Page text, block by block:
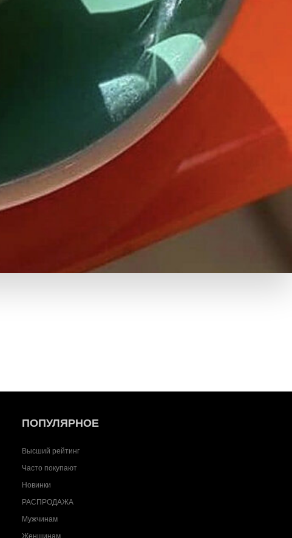
ПОПУЛЯРНОЕ
Высший рейтинг
Часто покупают
Новинки
РАСПРОДАЖА
Мужчинам